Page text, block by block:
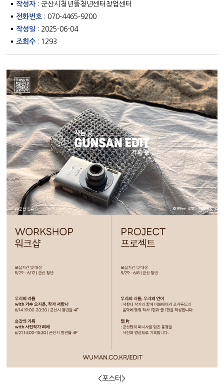
작성자: 군산시청년뜰청년센터창업센터
전화번호: 070-4465-9200
작성일 : 2025-06-04
조회수: 1293
<포스터>